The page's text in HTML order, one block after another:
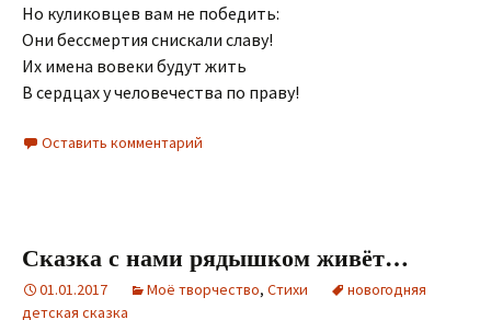
Но куликовцев вам не победить:
Они бессмертия снискали славу!
Их имена вовеки будут жить
В сердцах у человечества по праву!
Оставить комментарий
Сказка с нами рядышком живёт…
01.01.2017 Моё творчество, Стихи
новогодняя
детская сказка